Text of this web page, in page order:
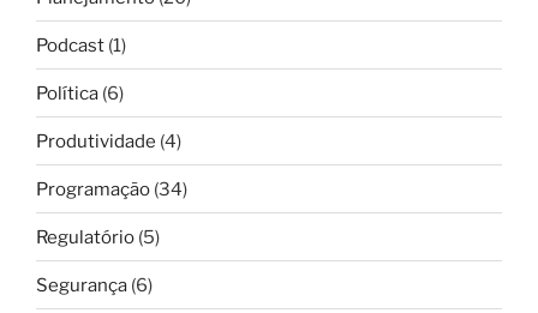
Podcast (1)
Política (6)
Produtividade (4)
Programação (34)
Regulatório (5)
Segurança (6)